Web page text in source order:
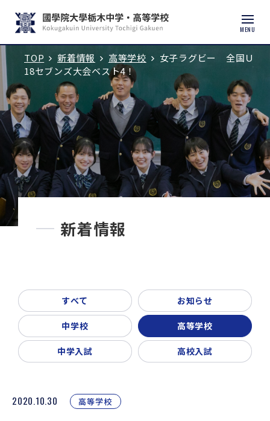
MENU
入試説明会・学校見学
学校紹介
中学校
高等学校
高校入試
お問い合わせ・資料請求
ご利用ガイド
リンク集
新着情報
TOP 新着情報 高等学校
女子ラグビー 全国Ｕ
18セブンズ大会ベスト4！
すべて お知らせ
中学校 高等学校
中学入試 高校入試
2020.10.30 高等学校